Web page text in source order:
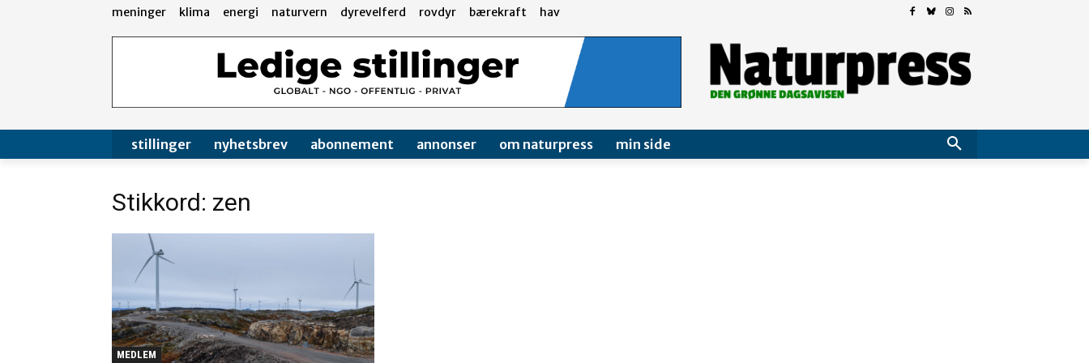
meninger klima energi naturvern dyrevelferd rovdyr bærekraft hav
stillinger nyhetsbrev abonnement annonser om naturpress min side
Stikkord: zen
MEDLEM